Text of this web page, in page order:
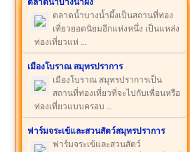
ตลาดน้ำบางน้ำผึ้ง
ตลาดน้ำบางน้ำผึ้งเป็นสถานที่ท่อง
เที่ยวยอดนิยมอีกแห่งหนึ่ง เป็นแหล่ง
ท่องเที่ยวแห่ ...
เมืองโบราณ สมุทรปราการ
เมืองโบราณ สมุทรปราการเป็น
สถานที่ท่องเที่ยวที่จะไปกับเพื่อนหรือ
ท่องเที่ยวแบบครอบ ...
ฟาร์มจระเข้และสวนสัตว์สมุทรปราการ
ฟาร์มจระเข้และสวนสัตว์